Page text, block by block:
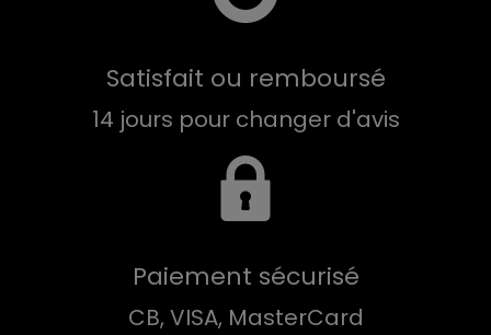
Satisfait ou remboursé
14 jours pour changer d'avis
Paiement sécurisé
CB, VISA, MasterCard